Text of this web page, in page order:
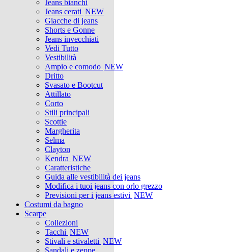
Jeans bianchi
Jeans cerati NEW
Giacche di jeans
Shorts e Gonne
Jeans invecchiati
Vedi Tutto
Vestibilità
Ampio e comodo NEW
Dritto
Svasato e Bootcut
Attillato
Corto
Stili principali
Scottie
Margherita
Selma
Clayton
Kendra NEW
Caratteristiche
Guida alle vestibilità dei jeans
Modifica i tuoi jeans con orlo grezzo
Previsioni per i jeans estivi NEW
Costumi da bagno
Scarpe
Collezioni
Tacchi NEW
Stivali e stivaletti NEW
Sandali e zeppe